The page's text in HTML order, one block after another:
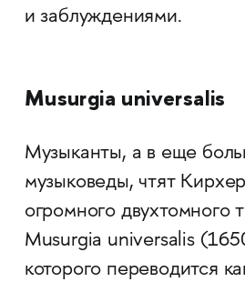
и заблуждениями.
Musurgia universalis
Музыканты, а в еще
музыковеды, чтят
огромного двухтомного
Musurgia universalis
которого переводится